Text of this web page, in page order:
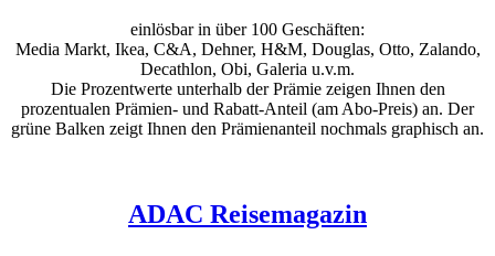
einlösbar in über 100 Geschäften:
Media Markt, Ikea, C&A, Dehner, H&M, Douglas, Otto, Zalando,
Decathlon, Obi, Galeria u.v.m.
Die Prozentwerte unterhalb der Prämie zeigen Ihnen den
prozentualen Prämien- und Rabatt-Anteil (am Abo-Preis) an. Der
grüne Balken zeigt Ihnen den Prämienanteil nochmals graphisch an.
ADAC Reisemagazin